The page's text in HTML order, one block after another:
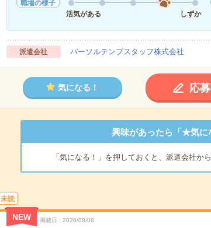
職場の様子
活気がある
しずか
派遣会社 パーソルテンプスタッフ株式会社
気になる！ 応
興味があったら「★気に
「気になる！」を押しておくと、派遣会社から
未読
NEW 掲載日 2026/08/08